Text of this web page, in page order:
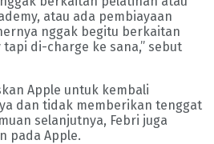
atau ada pembiayaan
nggak begitu berkaitan
di-charge ke sana,” sebut
Apple untuk kembali
dan tidak memberikan tenggat
selanjutnya, Febri juga
pada Apple.